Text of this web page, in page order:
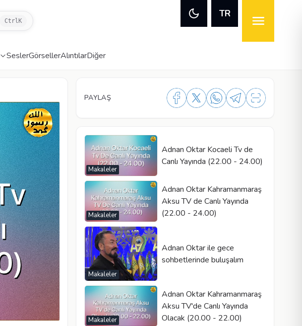
Ctrl K
TR
SeslerGörsellerAlıntılarDiğer
PAYLAŞ
Makaleler
Adnan Oktar Kocaeli Tv de
Canlı Yayında (22.00 - 24.00)
Makaleler
Adnan Oktar Kahramanmaraş
Aksu TV de Canlı Yayında
(22.00 - 24.00)
Makaleler
Adnan Oktar ile gece
sohbetlerinde buluşalım
Makaleler
Adnan Oktar Kahramanmaraş
Aksu TV'de Canlı Yayında
Olacak (20.00 - 22.00)